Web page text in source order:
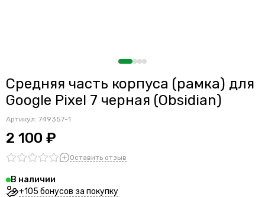
Средняя часть корпуса (рамка) для
Google Pixel 7 черная (Obsidian)
Артикул: 749357-1
2 100 ₽
Оставить отзыв
В наличии
+105 бонусов за покупку